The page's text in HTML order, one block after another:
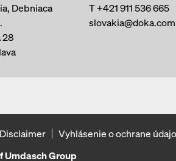
Debniaca
28
T+421 911 536 665
slovakia@doka.com
Vyhlásenie o ochrane
Umdasch Group